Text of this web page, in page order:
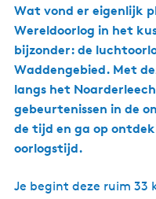
e
l
Wat vond er eigenlijk
Wereldoorlog in het
bijzonder: de
Waddengebied. Met
langs het
gebeurtenissen in de
de tijd en ga op
oorlogstijd.
Je begint deze ruim